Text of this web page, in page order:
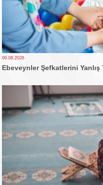
09.08.2026
Ebeveynler Şefkatlerini